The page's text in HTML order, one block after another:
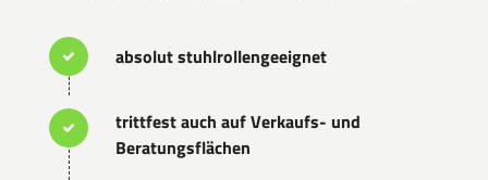
absolut stuhlrollengeeignet
trittfest auch auf Verkaufs- und
Beratungsflächen